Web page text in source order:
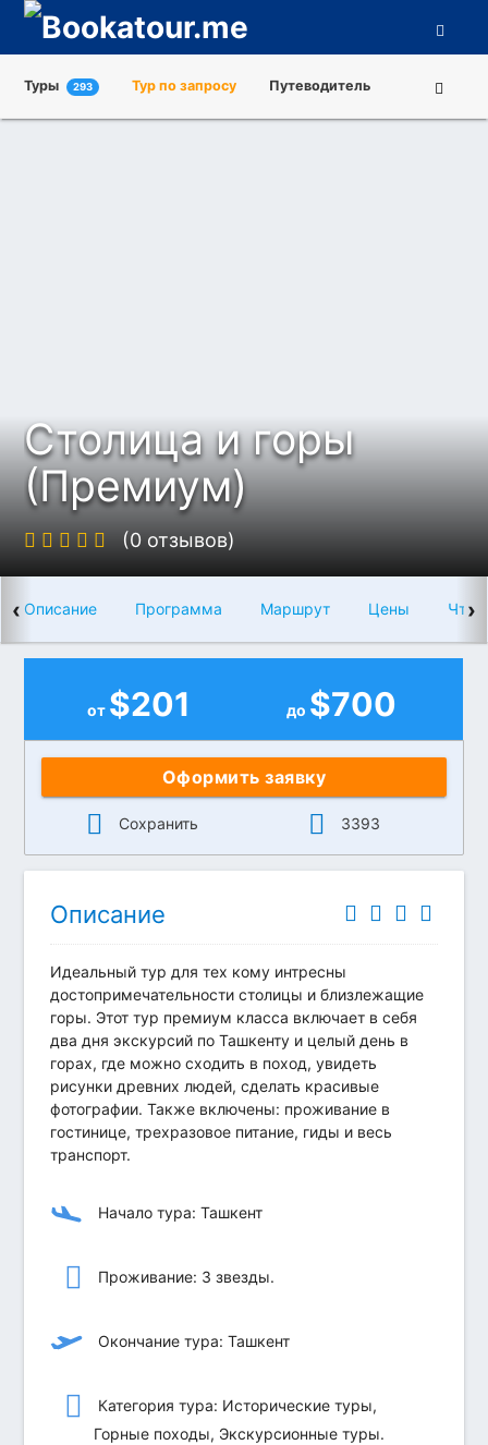
Туры 293 Тур по запросу Путеводитель
Столица и горы
(Премиум)
(0 отзывов)
Описание Программа Маршрут Цены Что
‹ ›
от $201 до $700
Оформить заявку
Сохранить 3393
Описание
Идеальный тур для тех кому интресны
достопримечательности столицы и близлежащие
горы. Этот тур премиум класса включает в себя
два дня экскурсий по Ташкенту и целый день в
горах, где можно сходить в поход, увидеть
рисунки древних людей, сделать красивые
фотографии. Также включены: проживание в
гостинице, трехразовое питание, гиды и весь
транспорт.
Начало тура: Ташкент
Проживание: 3 звезды.
Окончание тура: Ташкент
Категория тура: Исторические туры,
Горные походы, Экскурсионные туры.